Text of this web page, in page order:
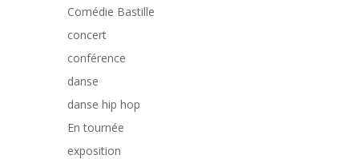
Comédie Bastille
concert
conférence
danse
danse hip hop
En tournée
exposition